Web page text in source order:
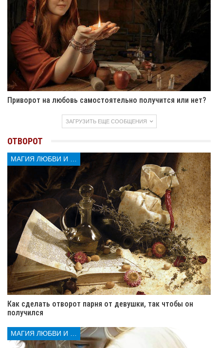
Во время литья воска следите за его формой. Воск
образует узоры и фигуры. Эти фигуры показывают, что
происходит в жизни человека. Если фигура гладкая —
сглаз снят. Если острые углы — сглаз ещё сильный.
Нужно продолжить обряд.
Заговор 2: «Как воск льётся, так зло уходит. Сглаз
покидает раба Божьего (имя). Пусть сила Божья
защитит, да огонь святой очистит. Пусть душа
свободной станет. Пусть сердце снова светит.
Чтение молитвы продолжайте до тех пор, пока воск не
затвердел, выньте его из воды. Посмотрите на форму.
Если она гладкая и круглая — ритуал прошёл удачно.
На что стоит обратить внимание
во время ритуала
Снять сглаз воском — это не только техника. Это
духовный акт. Важно обратить внимание на детали.
Тишина и спокойствие. Во время обряда не
должно быть звуков. Сосредоточенность очень
важна. Энергия должна быть направлена на
защиту.
Пламя свечи. Наблюдайте за пламенем. Если
оно горит ровно — энергии чисты. Если пламя
Приворот на любовь самостоятельно получится или нет?
ЗАГРУЗИТЬ ЕЩЕ СООБЩЕНИЯ
ОТВОРОТ
Как сделать отворот парня от девушки, так чтобы он
получился
МАГИЯ ЛЮБВИ И КОЛДОВСТВА